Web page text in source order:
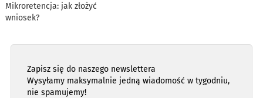
Mikroretencja: jak złożyć
wniosek?
Zapisz się do naszego newslettera
Wysyłamy maksymalnie jedną wiadomość w tygodniu,
nie spamujemy!